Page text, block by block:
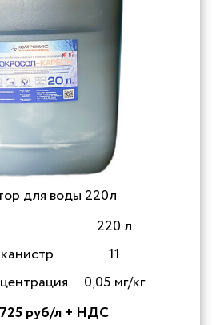
для воды 220л
220 л
11
0,05 мг/кг
руб/л + НДС